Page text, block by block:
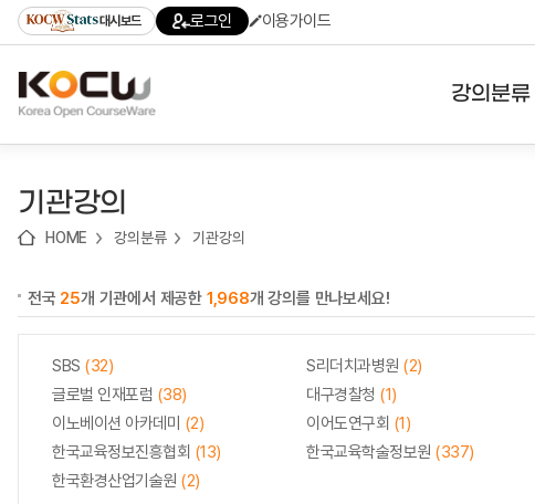
기
기
기
content)
가
대시보드 로그인 이용가이드
강의분류
기관강의
HOME 강의분류 기관강의
전국 25개 기관에서 제공한 1,968개 강의를 만나보세요!
SBS (32) S리더치과병원 (2)
글로벌 인재포럼 (38) 대구경찰청 (1)
이노베이션 아카데미 (2) 이어도연구회 (1)
한국교육정보진흥협회 (13) 한국교육학술정보원 (337)
한국환경산업기술원 (2)